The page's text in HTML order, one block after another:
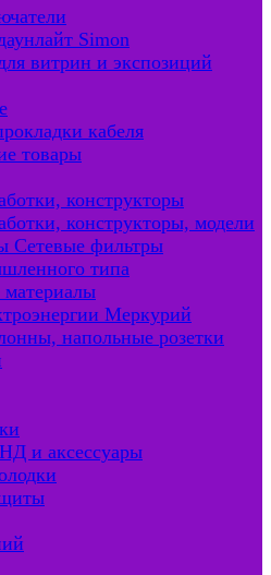
Simon
витрин и экспозиций
кабеля
товары
конструкторы
конструкторы, модели
Сетевые фильтры
типа
Меркурий
напольные розетки
и аксессуары